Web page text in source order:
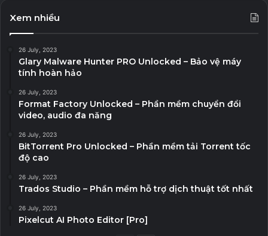
Xem nhiều
26 July, 2023
Glary Malware Hunter PRO Unlocked – Bảo vệ máy
tính hoàn hảo
26 July, 2023
Format Factory Unlocked – Phần mềm chuyển đổi
video, audio đa năng
26 July, 2023
BitTorrent Pro Unlocked – Phần mềm tải Torrent tốc
độ cao
26 July, 2023
Trados Studio – Phần mềm hỗ trợ dịch thuật tốt nhất
26 July, 2023
Pixelcut AI Photo Editor [Pro]